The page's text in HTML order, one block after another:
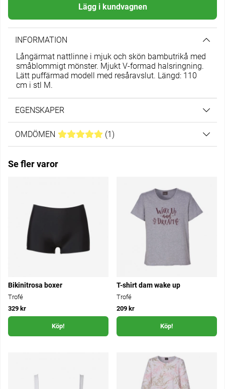
Lägg i kundvagnen
INFORMATION
Långärmat nattlinne i mjuk och skön bambutrikå med
småblommigt mönster. Mjukt V-formad halsringning.
Lätt puffärmad modell med resåravslut. Längd: 110
cm i stl M.
EGENSKAPER
OMDÖMEN MEDELBETYG 5 AV 5 ANTAL BETYG 1
(1)
Se fler varor
Bikinitrosa boxer
Trofé
329 kr
Köp!
T-shirt dam wake up
Trofé
209 kr
Köp!